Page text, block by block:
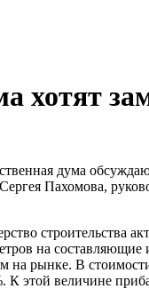
хотят
дума
Пахомова,
строительства
на
на рынке. В
К этой величине